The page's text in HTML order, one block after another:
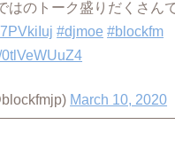
はのトーク盛りだくさん
#djmoe #blockfm
March 10, 2020